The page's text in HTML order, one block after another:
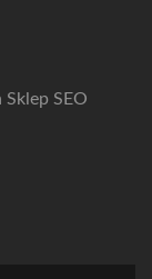
Sklep SEO